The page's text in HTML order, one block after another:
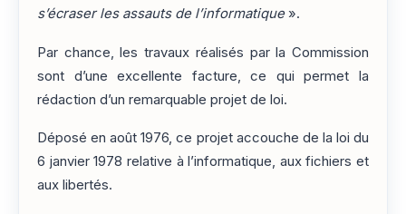
s’écraser les assauts de l’informatique».
Par chance, les travaux réalisés par la Commission
sont d’une excellente facture, ce qui permet la
rédaction d’un remarquable projet de loi.
Déposé en août 1976, ce projet accouche de la loi du
6 janvier 1978 relative à l’informatique, aux fichiers et
aux libertés.